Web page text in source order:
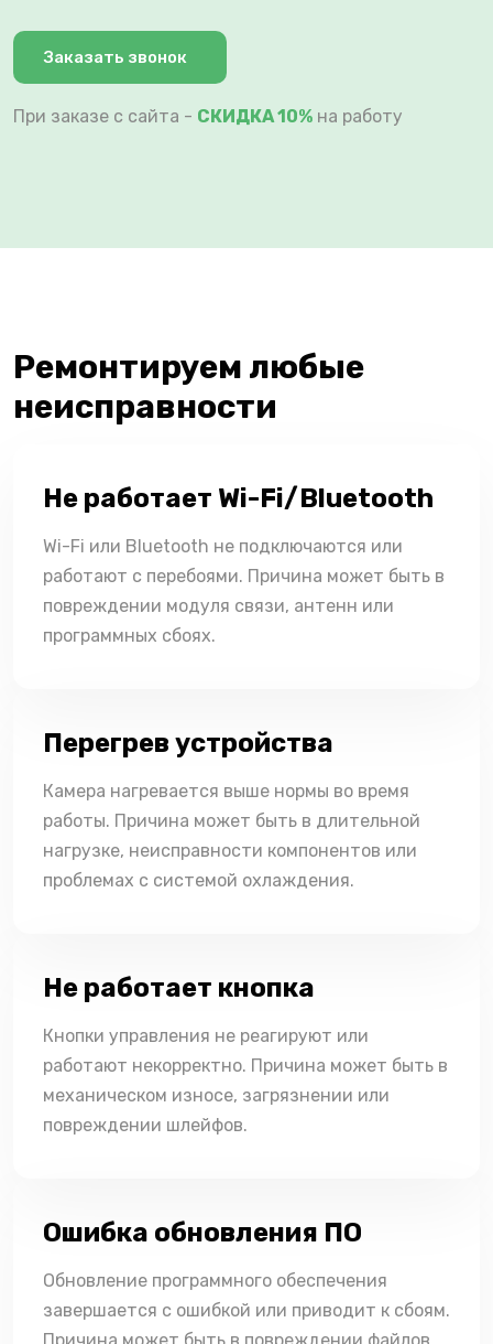
Заказать звонок
При заказе с сайта - СКИДКА 10% на работу
Ремонтируем любые
неисправности
Не работает Wi-Fi/Bluetooth
Wi-Fi или Bluetooth не подключаются или
работают с перебоями. Причина может быть в
повреждении модуля связи, антенн или
программных сбоях.
Перегрев устройства
Камера нагревается выше нормы во время
работы. Причина может быть в длительной
нагрузке, неисправности компонентов или
проблемах с системой охлаждения.
Не работает кнопка
Кнопки управления не реагируют или
работают некорректно. Причина может быть в
механическом износе, загрязнении или
повреждении шлейфов.
Ошибка обновления ПО
Обновление программного обеспечения
завершается с ошибкой или приводит к сбоям.
Причина может быть в повреждении файлов